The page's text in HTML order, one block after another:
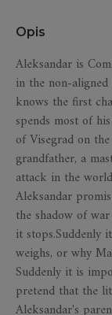
Opis
Aleksandar is
in the non-
knows the first
spends most of
of Visegrad on
grandfather, a
attack in the
Aleksandar
the shadow of
it stops.Suddenly
weighs, or why
Suddenly it is
pretend that the
Aleksandar's